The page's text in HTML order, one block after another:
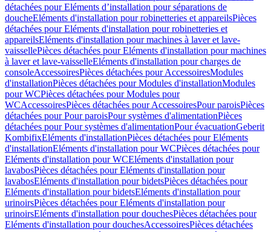
détachées pour Eléments d’installation pour séparations de
doucheEléments d'installation pour robinetteries et appareilsPièces
détachées pour Eléments d'installation pour robinetteries et
appareilsEléments d'installation pour machines à laver et lave-
vaissellePièces détachées pour Eléments d'installation pour machines
à laver et lave-vaisselleEléments d'installation pour charges de
consoleAccessoiresPièces détachées pour AccessoiresModules
d'installationPièces détachées pour Modules d'installationModules
pour WCPièces détachées pour Modules pour
WCAccessoiresPièces détachées pour AccessoiresPour paroisPièces
détachées pour Pour paroisPour systèmes d'alimentationPièces
détachées pour Pour systèmes d'alimentationPour évacuationGeberit
KombifixEléments d'installationPièces détachées pour Eléments
d'installationEléments d'installation pour WCPièces détachées pour
Eléments d'installation pour WCEléments d'installation pour
lavabosPièces détachées pour Eléments d'installation pour
lavabosEléments d'installation pour bidetsPièces détachées pour
Eléments d'installation pour bidetsEléments d'installation pour
urinoirsPièces détachées pour Eléments d'installation pour
urinoirsEléments d'installation pour douchesPièces détachées pour
Eléments d'installation pour douchesAccessoiresPièces détachées